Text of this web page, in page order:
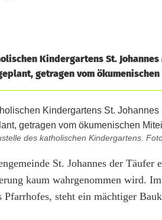
Kindergartens St.
getragen vom
des katholischen Kindergartens.
St. Johannes der
kaum wahrgenommen wird.
steht ein mächtiger